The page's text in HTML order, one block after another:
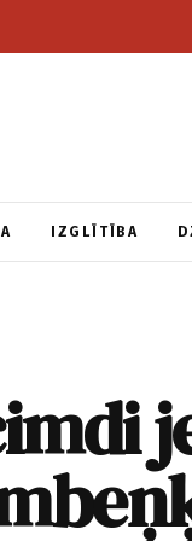
IZGLĪTĪBA